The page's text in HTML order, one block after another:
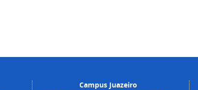
Campus Juazeiro